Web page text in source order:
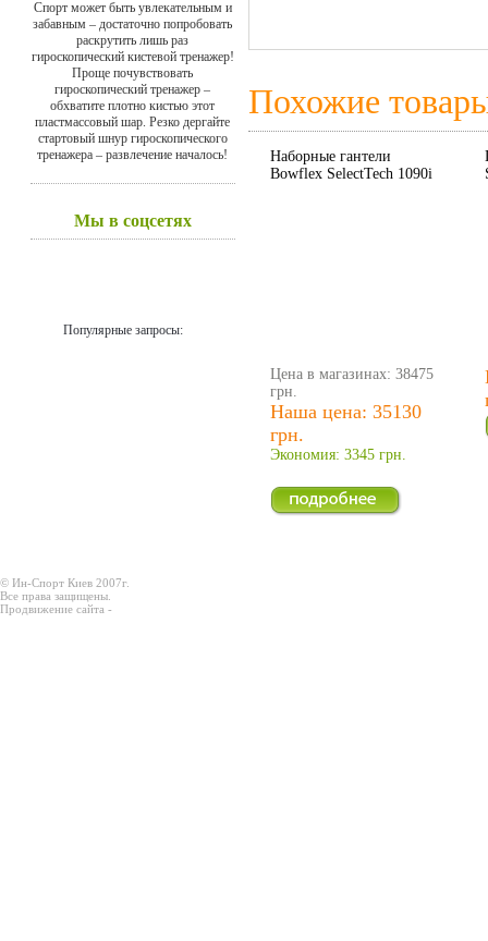
Спорт может быть увлекательным и
забавным – достаточно попробовать
раскрутить лишь раз
гироскопический кистевой тренажер!
Проще почувствовать
гироскопический тренажер –
обхватите плотно кистью этот
пластмассовый шар. Резко дергайте
стартовый шнур гироскопического
тренажера – развлечение началось!
Мы в соцсетях
Популярные запросы:
Похожие
Наборные гантели
Bowflex SelectTech 1090i
Цена в магазинах: 38475
грн.
Наша цена: 35130
грн.
Экономия: 3345 грн.
© Ин-Спорт Киев 2007г.
Все права защищены.
Продвижение сайта -